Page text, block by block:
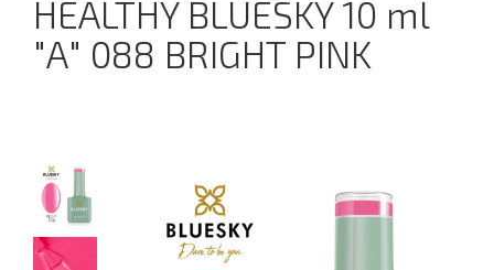
HEALTHY BLUESKY 10 ml
"А" 088 BRIGHT PINK